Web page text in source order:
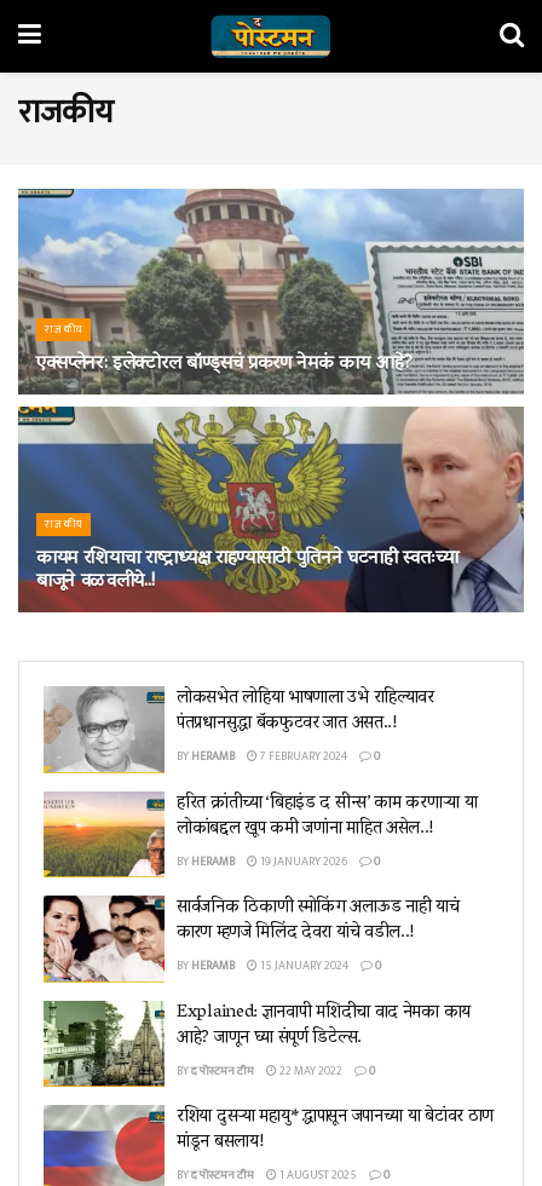
राजकीय
राजकीय
एक्सप्लेनर: इलेक्टोरल बॉण्ड्सचं प्रकरण नेमकं काय आहे?
30 MARCH 2024
राजकीय
कायम रशियाचा राष्ट्राध्यक्ष राहण्यासाठी पुतिनने घटनाही स्वतःच्या
बाजूने वळवलीये..!
लोकसभेत लोहिया भाषणाला उभे राहिल्यावर
पंतप्रधानसुद्धा बॅकफुटवर जात असत..!
BYHERAMB 7 FEBRUARY 2024 0
हरित क्रांतीच्या ‘बिहाइंड द सीन्स’ काम करणाऱ्या या
लोकांबद्दल खूप कमी जणांना माहित असेल..!
BYHERAMB 19 JANUARY 2026 0
सार्वजनिक ठिकाणी स्मोकिंग अलाऊड नाही याचं
कारण म्हणजे मिलिंद देवरा यांचे वडील..!
BYHERAMB 15 JANUARY 2024 0
Explained: ज्ञानवापी मशिदीचा वाद नेमका काय
आहे? जाणून घ्या संपूर्ण डिटेल्स.
BYद पोस्टमन टीम 22 MAY 2022 0
रशिया दुसऱ्या महायु*द्धापासून जपानच्या या बेटांवर ठाण
मांडून बसलाय!
BYद पोस्टमन टीम 1 AUGUST 2025 0